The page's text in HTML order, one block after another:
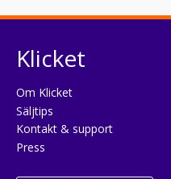
Klicket
Om Klicket
Säljtips
Kontakt & support
Press